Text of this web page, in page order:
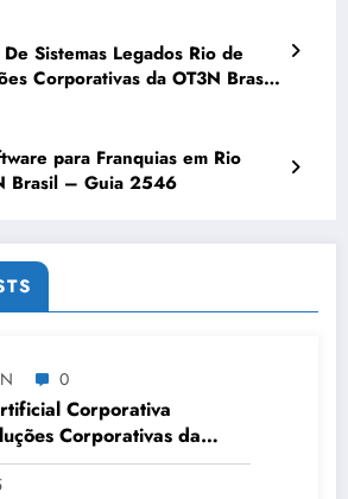
Sistemas Legados Rio de
Corporativas da OT3N Brasil
para Franquias em Rio
Brasil – Guia 2546
0
Corporativa
Corporativas da
Guia 3083